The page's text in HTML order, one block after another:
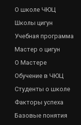
О школе ЧЮЦ
Школы цигун
Учебная программа
Мастер о цигун
О Мастере
Обучение в ЧЮЦ
Студенты о школе
Факторы успеха
Базовые понятия